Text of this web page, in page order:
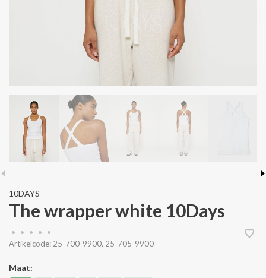
10DAYS
The wrapper white 10Days
• • • •
•
Artikelcode: 25-700-9900, 25-705-9900
Maat: